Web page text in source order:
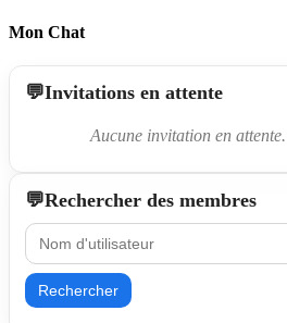
Mon Chat
Invitations en attente
Aucune invitation en attente.
Rechercher des membres
Rechercher